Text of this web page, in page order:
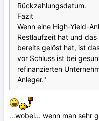
Rückzahlungsdatum.
Fazit
Wenn eine High-Yield-
Restlaufzeit hat und
bereits gelöst hat, ist
vor Schluss ist bei
refinanzierten
Anleger."
...wobei... wenn man sehr